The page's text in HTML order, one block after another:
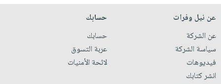
عن نيل وفرات
عن الشركة
سياسة الشركة
فيديوهات
انشر كتابك
حسابك
حسابك
عربة التسوق
لائحة الأمنيات